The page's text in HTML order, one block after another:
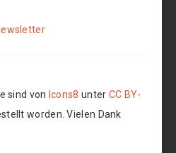
sind von Icons8 unter CC BY-
worden. Vielen Dank